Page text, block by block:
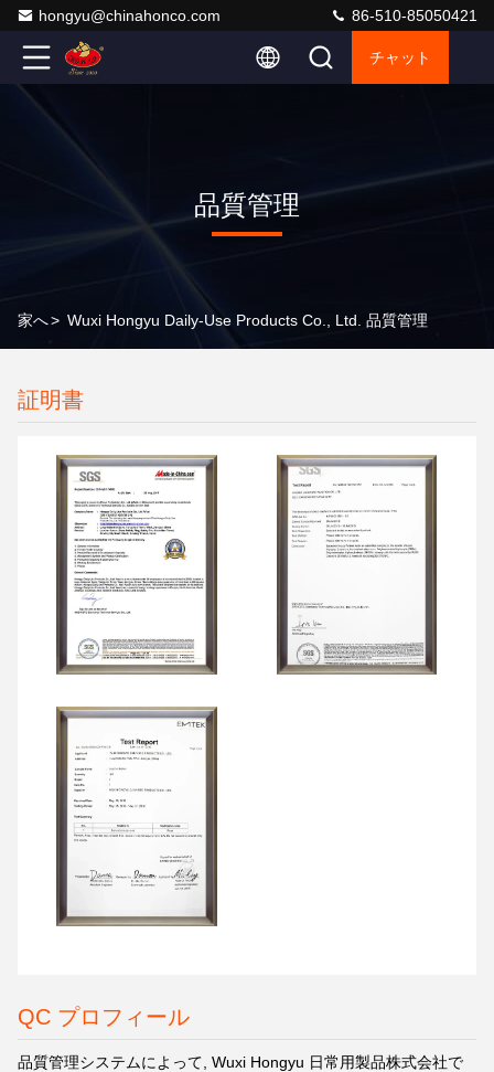
hongyu@chinahonco.com 86-510-85050421
チャット
品質管理
家へ> Wuxi Hongyu Daily-Use Products Co., Ltd. 品質管理
証明書
QC プロフィール
品質管理システムによって, Wuxi Hongyu 日常用製品株式会社で